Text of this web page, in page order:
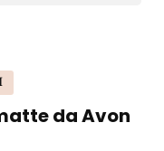
da Avon